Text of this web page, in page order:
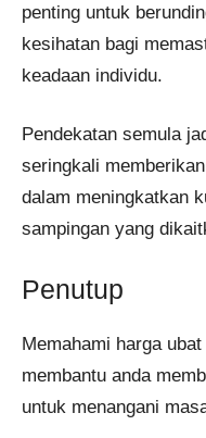
penting untuk
kesihatan bagi
keadaan individu.
Pendekatan semula
seringkali
dalam meningkatkan
sampingan yang
Penutup
Memahami harga
membantu anda
untuk menangani